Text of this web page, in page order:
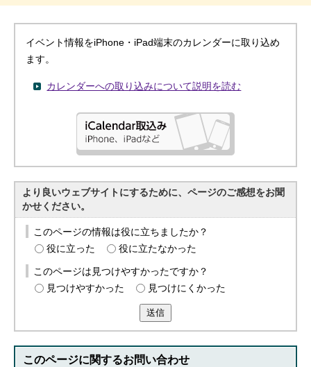
イベント情報をiPhone・iPad端末のカレンダーに取り込め
ます。
カレンダーへの取り込みについて説明を読む
より良いウェブサイトにするために、ページのご感想をお聞
かせください。
このページの情報は役に立ちましたか？
役に立った
役に立たなかった
このページは見つけやすかったですか？
見つけやすかった
見つけにくかった
送信
このページに関するお問い合わせ